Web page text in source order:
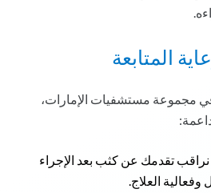
المتابعة
مجموعة مستشفيات الإمارات،
نراقب تقدمك عن كثب بعد الإجراء
العلاج.